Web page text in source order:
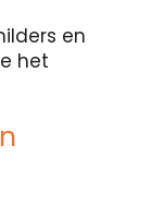
en
het